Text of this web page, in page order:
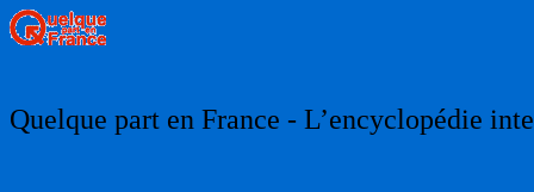
Quelque part en France - L’encyclopédie